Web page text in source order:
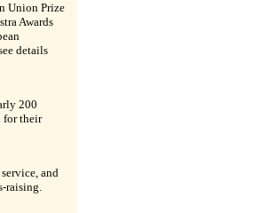
Union Prize
Awards
details
200
for their
and
raising.